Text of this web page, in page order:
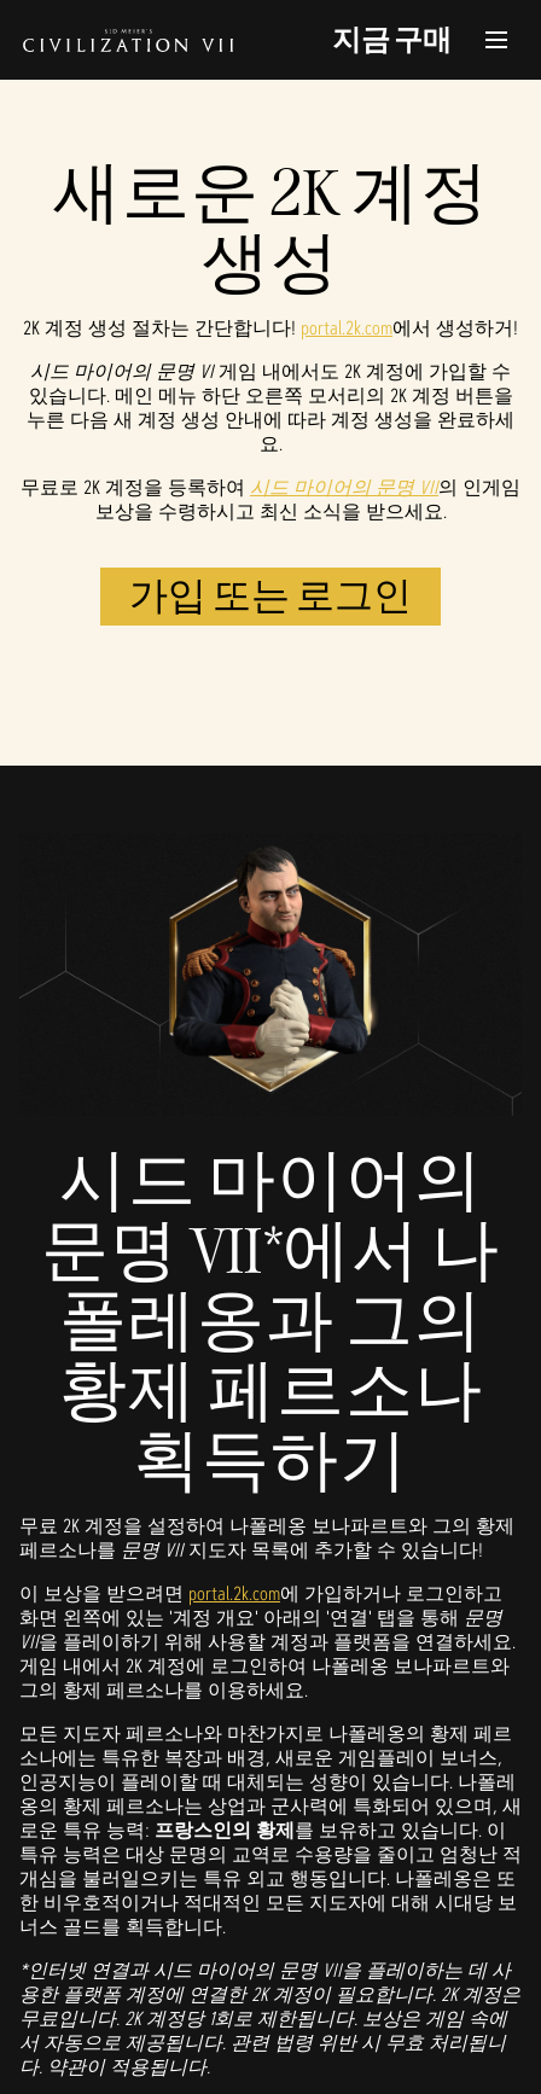
지금 구매
새로운 2K 계정
생성
2K 계정 생성 절차는 간단합니다! portal.2k.com에서 생성하거!
시드 마이어의 문명 VI게임 내에서도 2K 계정에 가입할 수
있습니다. 메인 메뉴 하단 오른쪽 모서리의 2K 계정 버튼을
누른 다음 새 계정 생성 안내에 따라 계정 생성을 완료하세
요.
무료로 2K 계정을 등록하여 시드 마이어의 문명 VII의 인게임
보상을 수령하시고 최신 소식을 받으세요.
가입 또는 로그인
시드 마이어의
문명 VII*에서 나
폴레옹과 그의
황제 페르소나
획득하기
무료 2K 계정을 설정하여 나폴레옹 보나파르트와 그의 황제
페르소나를 문명 VII지도자 목록에 추가할 수 있습니다!
이 보상을 받으려면 portal.2k.com에 가입하거나 로그인하고
화면 왼쪽에 있는 '계정 개요' 아래의 '연결' 탭을 통해 문명
VII을 플레이하기 위해 사용할 계정과 플랫폼을 연결하세요.
게임 내에서 2K 계정에 로그인하여 나폴레옹 보나파르트와
그의 황제 페르소나를 이용하세요.
모든 지도자 페르소나와 마찬가지로 나폴레옹의 황제 페르
소나에는 특유한 복장과 배경, 새로운 게임플레이 보너스,
인공지능이 플레이할 때 대체되는 성향이 있습니다. 나폴레
옹의 황제 페르소나는 상업과 군사력에 특화되어 있으며, 새
로운 특유 능력: 프랑스인의 황제를 보유하고 있습니다. 이
특유 능력은 대상 문명의 교역로 수용량을 줄이고 엄청난 적
개심을 불러일으키는 특유 외교 행동입니다. 나폴레옹은 또
한 비우호적이거나 적대적인 모든 지도자에 대해 시대당 보
너스 골드를 획득합니다.
*인터넷 연결과 시드 마이어의 문명 VII을 플레이하는 데 사
용한 플랫폼 계정에 연결한 2K 계정이 필요합니다. 2K 계정은
무료입니다. 2K 계정당 1회로 제한됩니다. 보상은 게임 속에
서 자동으로 제공됩니다. 관련 법령 위반 시 무효 처리됩니
다. 약관이 적용됩니다.